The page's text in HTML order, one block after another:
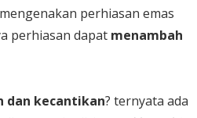
perhiasan emas
perhiasan dapat menambah
dan kecantikan? ternyata ada